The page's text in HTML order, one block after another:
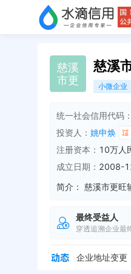
慈溪
市更
慈溪
小微企业
统一社会信用代码：
投资人： 姚申焕
注册资本： 10万人
成立日期： 2008-
简介：
最终受益人
穿透追溯企业最
企业地址变更